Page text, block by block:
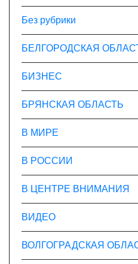
Без рубрики
БЕЛГОРОДСКАЯ
БИЗНЕС
БРЯНСКАЯ ОБЛАСТЬ
В МИРЕ
В РОССИИ
В ЦЕНТРЕ ВНИМАНИЯ
ВИДЕО
ВОЛГОГРАДСКАЯ